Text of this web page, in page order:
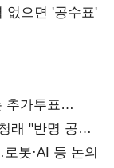
없으면 '공수표'
추가투표
래 "반명 공세
봇·AI 등 논의